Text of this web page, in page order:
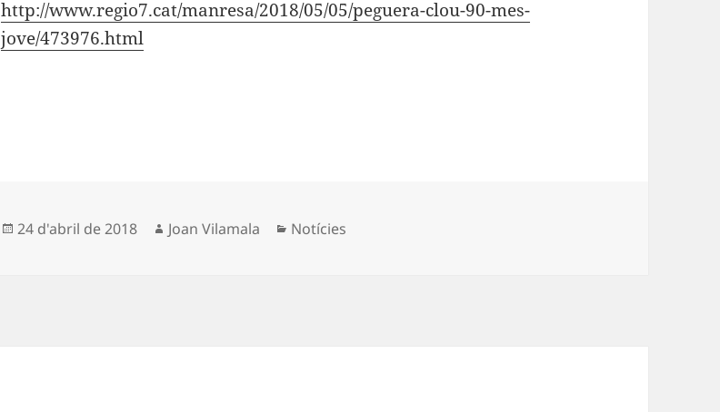
http://www.regio7.cat/manresa/2018/05/05/peguera-clou-90-mes-
jove/473976.html
Publicat
24 d'abril de 2018 Autor
Joan Vilamala Categories
Notícies